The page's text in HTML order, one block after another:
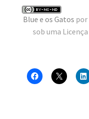
MINHA CONTA
Blue e os Gatos por
sob uma Licença